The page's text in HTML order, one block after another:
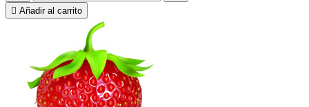
 Añadir al carrito